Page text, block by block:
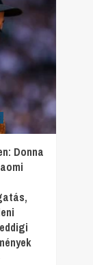
Donna